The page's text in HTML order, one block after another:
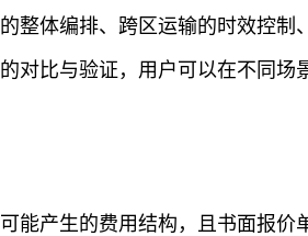
整体编排、跨区运输的时效控制
比与验证，用户可以在不同场
能产生的费用结构，且书面报价